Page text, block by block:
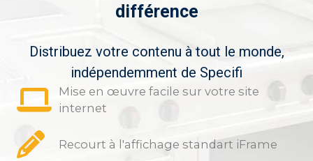
différence
Distribuez votre contenu à tout le monde,
indépendemment de Specifi
Mise en œuvre facile sur votre site
internet
Recourt à l'affichage standart iFrame